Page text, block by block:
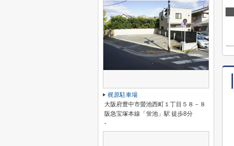
梶原駐車場
大阪府豊中市螢池西町１丁目５８－８
阪急宝塚本線「蛍池」駅 徒歩8分
-